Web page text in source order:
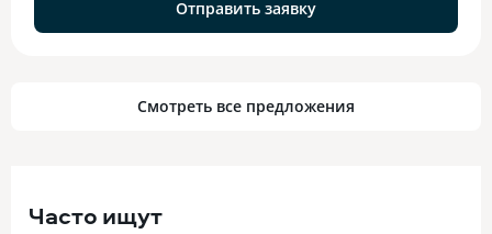
Отправить заявку
Смотреть все предложения
Часто ищут